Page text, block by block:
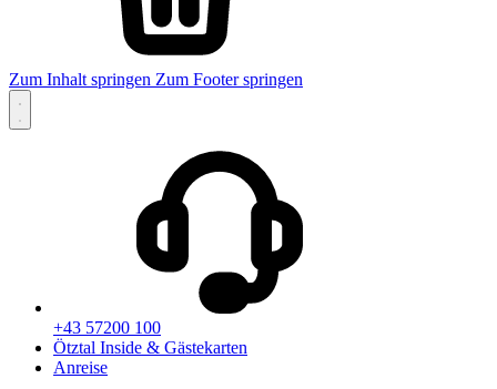
Zum Inhalt springen Zum Footer springen
+43 57200 100
Ötztal Inside & Gästekarten
Anreise